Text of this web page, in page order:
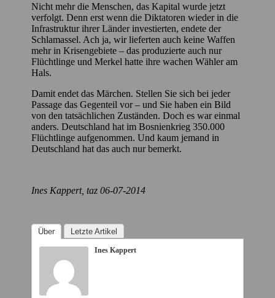
Nicht mehr die Menschen, das Kapital wurde jetzt
verfolgt. Denn erst wenn die Diktatoren wieder in die
Infrastruktur ihrer Länder investierten, endete der
Schlamassel. Ach ja, wir lieferten auch keine Waffen
mehr in Krisengebiete – das produzierte auch nur
Flüchtlinge und Merkel hatte ihre wachen Wähler am
Hals.
Damit endet das Märchen. Stellen Sie sich bei jeder
Passage das Gegenteil vor – und Sie haben ein Bild
von den tatsächlichen Zuständen. Doch es war einmal
anders. Deutschland hat im Bosnienkrieg 350.000
Flüchtlinge aufgenommen. Und kaum jemand in
Deutschland hat das auch nur bemerkt.
Ines Kappert, taz 06-07-2014
Über Letzte Artikel
Ines Kappert